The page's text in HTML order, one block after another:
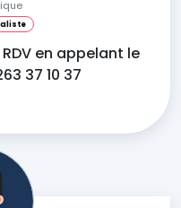
en appelant le
37 10 37